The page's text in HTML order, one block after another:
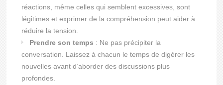
réactions, même celles qui semblent excessives, sont
légitimes et exprimer de la compréhension peut aider à
réduire la tension.
Prendre son temps : Ne pas précipiter la
conversation. Laissez à chacun le temps de digérer les
nouvelles avant d’aborder des discussions plus
profondes.